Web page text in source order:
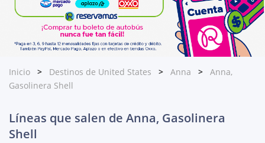
Inicio Destinos de United States Anna
Anna,
Gasolinera Shell
Líneas que salen de Anna, Gasolinera
Shell